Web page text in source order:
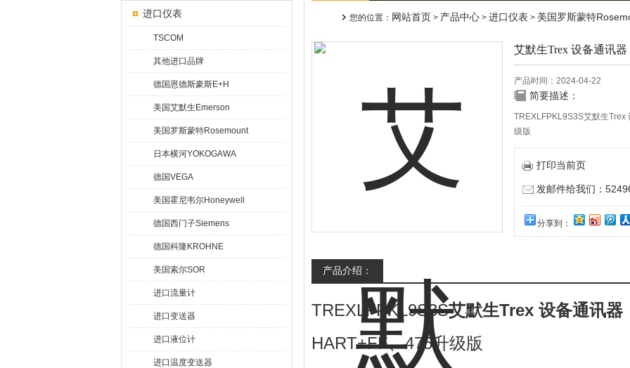
进口仪表
TSCOM
其他进口品牌
德国恩德斯豪斯E+H
美国艾默生Emerson
美国罗斯蒙特Rosemount
日本横河YOKOGAWA
德国VEGA
美国霍尼韦尔Honeywell
德国西门子Siemens
德国科隆KROHNE
美国索尔SOR
进口流量计
进口变送器
进口液位计
进口温度变送器
您的位置： 网站首页 > 产品中心 > 进口仪表 > 美国罗斯蒙特
艾默生Trex 设备通讯器
产品时间：2024-04-22
简要描述：
TREXLFPKL9S3S艾默生Trex
级版
艾默生AMS Trex设备通讯器
等多品牌的手操器，罗斯蒙特
打印当前页
发邮件给我们：
分享到：
产品介绍：
TREXLFPKL9S3S艾默生Trex 设备通讯器
HART+FF、475升级版